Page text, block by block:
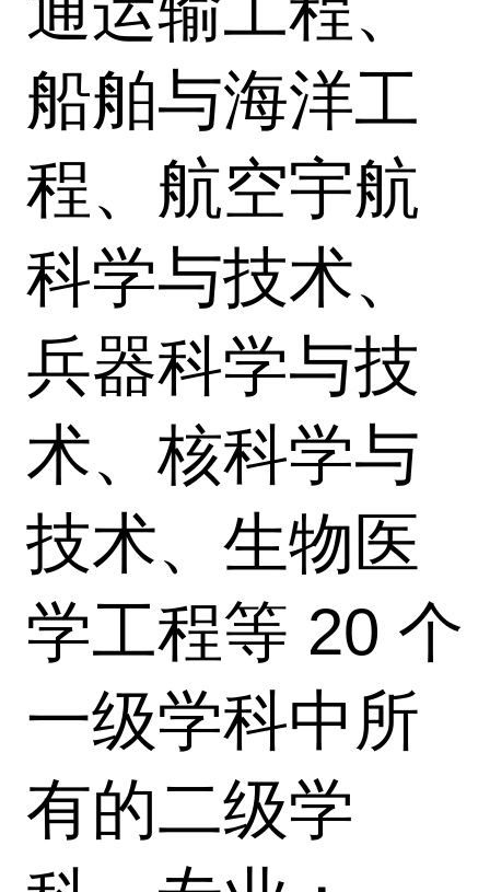
船舶与海洋工
程、航空宇航
科学与技术、
兵器科学与技
术、核科学与
技术、生物医
学工程等 20 个
一级学科中所
有的二级学